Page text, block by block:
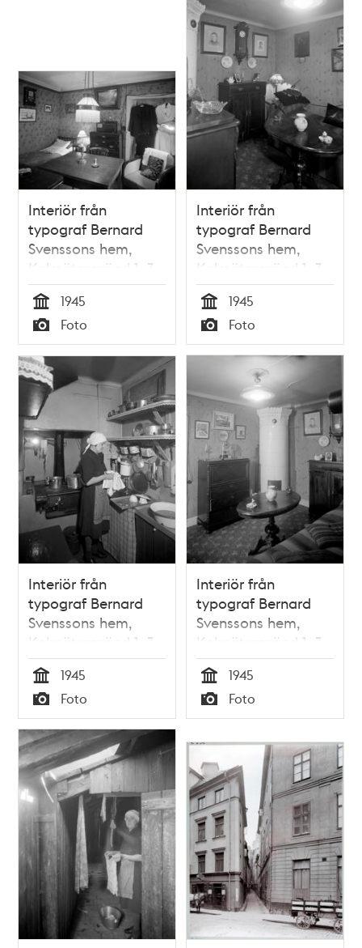
Interiör från
typograf Bernard
Svenssons hem,
Kolmätargränd 1, 3
tr
Tid
1945
Typ
Foto
Interiör från
typograf Bernard
Svenssons hem,
Kolmätargränd 1, 3
tr
Tid
1945
Typ
Foto
Interiör från
typograf Bernard
Svenssons hem,
Kolmätargränd 1, 3
tr
Tid
1945
Typ
Foto
Interiör från
typograf Bernard
Svenssons hem,
Kolmätargränd 1, 3
tr
Tid
1945
Typ
Foto